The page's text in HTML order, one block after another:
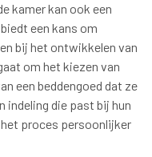
kamer kan ook een
een kans om
bij het ontwikkelen van
om het kiezen van
een beddengoed dat ze
indeling die past bij hun
proces persoonlijker